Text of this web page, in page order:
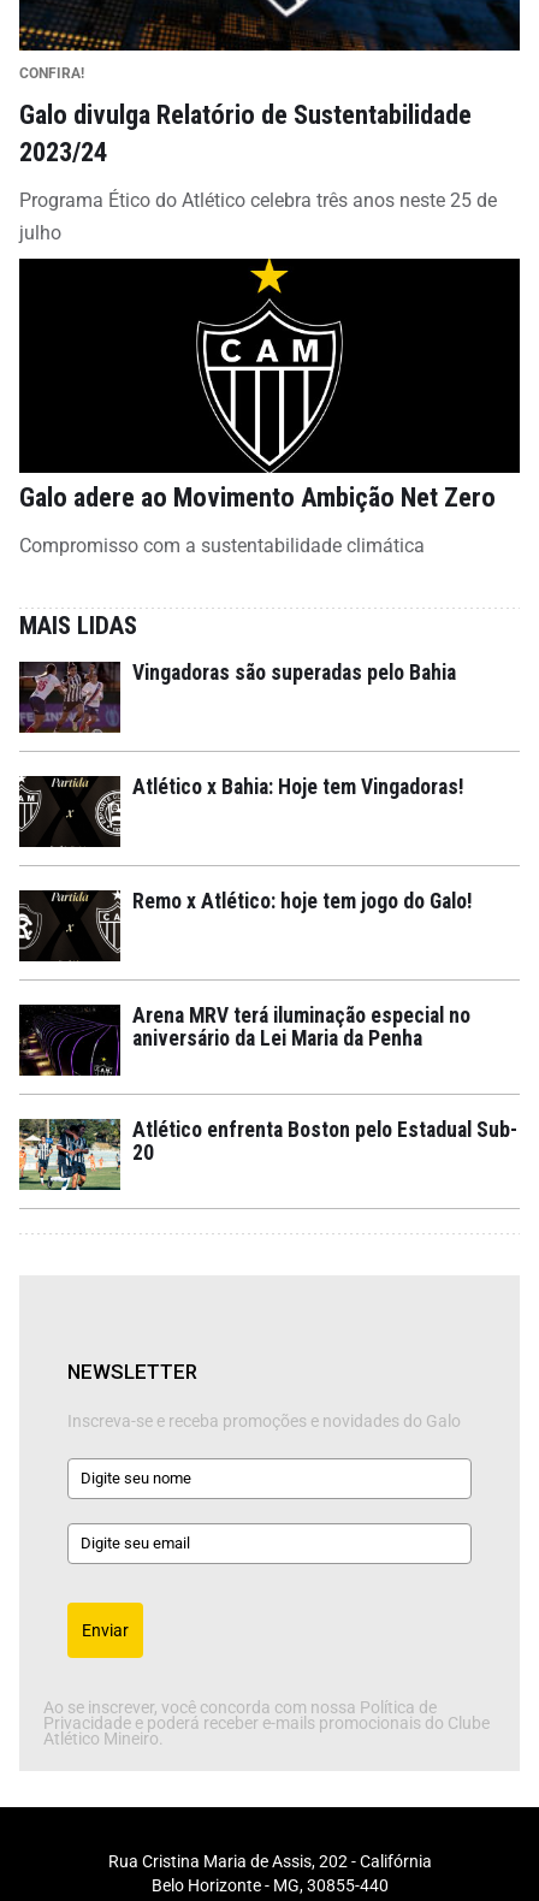
CONFIRA!
Galo divulga Relatório de Sustentabilidade
2023/24
Programa Ético do Atlético celebra três anos neste 25 de
julho
Galo adere ao Movimento Ambição Net Zero
Compromisso com a sustentabilidade climática
MAIS LIDAS
Vingadoras são superadas pelo Bahia
Atlético x Bahia: Hoje tem Vingadoras!
Remo x Atlético: hoje tem jogo do Galo!
Arena MRV terá iluminação especial no
aniversário da Lei Maria da Penha
Atlético enfrenta Boston pelo Estadual Sub-
20
NEWSLETTER
Inscreva-se e receba promoções e novidades do Galo
Enviar
Ao se inscrever, você concorda com nossa Política de
Privacidade e poderá receber e-mails promocionais do Clube
Atlético Mineiro.
Rua Cristina Maria de Assis, 202 - Califórnia
Belo Horizonte - MG, 30855-440